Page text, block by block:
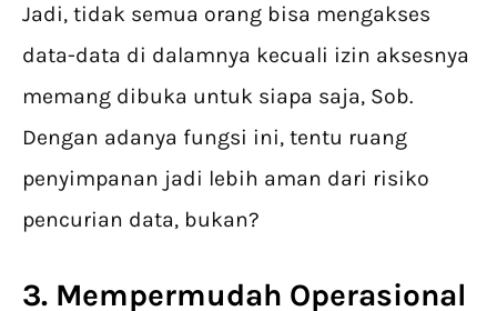
Jadi, tidak semua orang bisa mengakses
data-data di dalamnya kecuali izin aksesnya
memang dibuka untuk siapa saja, Sob.
Dengan adanya fungsi ini, tentu ruang
penyimpanan jadi lebih aman dari risiko
pencurian data, bukan?
3. Mempermudah Operasional